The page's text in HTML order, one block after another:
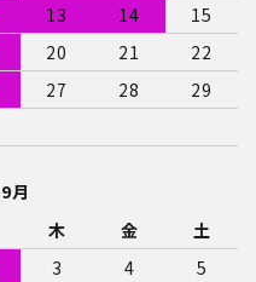
13 14
15
20 21
22
27 28
29
月
木 金
土
3 4
5